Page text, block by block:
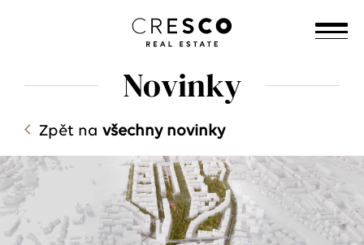
Novinky
Zpět na všechny novinky